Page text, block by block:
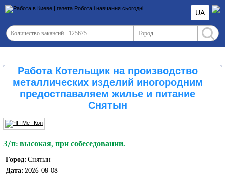
UA
Работа Котельщик на производство
металлических изделий иногородним
предостпаваляем жилье и питание
Снятын
З/п: высокая, при собеседовании.
Город: Снятын
Дата: 2026-08-08